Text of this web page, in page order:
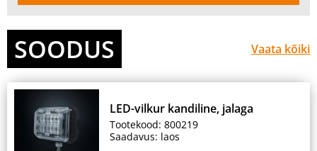
SOODUS Vaata kõiki
LED-vilkur kandiline, jalaga
Tootekood: 800219
Saadavus: laos